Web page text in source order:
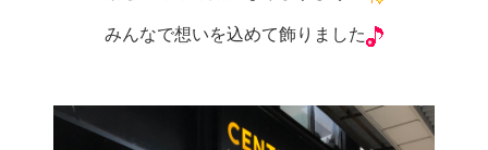
みんなで想いを込めて飾りました